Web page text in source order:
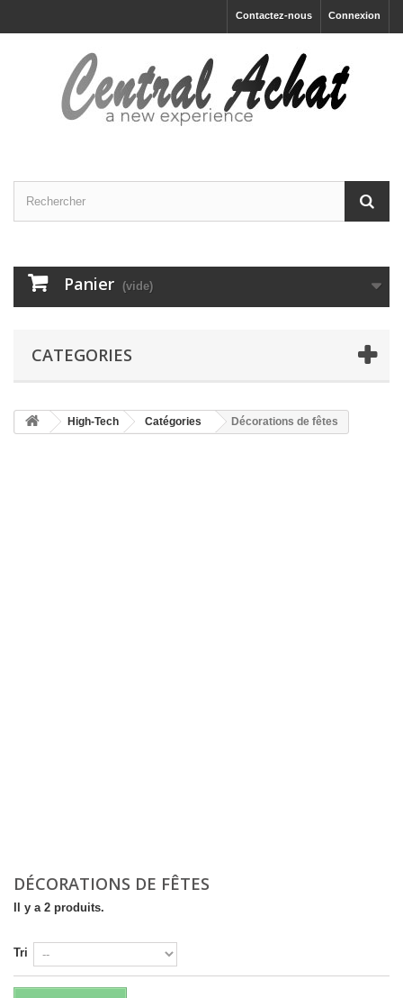
Connexion
Contactez-nous
Panier (vide)
CATEGORIES
High-Tech Catégories Décorations de fêtes
DÉCORATIONS DE FÊTES
Il y a 2 produits.
Tri